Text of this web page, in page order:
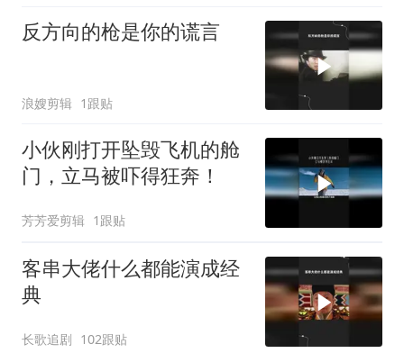
反方向的枪是你的谎言
浪嫂剪辑 1跟贴
小伙刚打开坠毁飞机的舱
门，立马被吓得狂奔！
芳芳爱剪辑 1跟贴
客串大佬什么都能演成经
典
长歌追剧 102跟贴